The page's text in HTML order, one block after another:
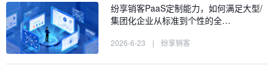
纷享销客PaaS定制能力，如何满足大型/
集团化企业从标准到个性的全…
2026-6-23 | 纷享销客